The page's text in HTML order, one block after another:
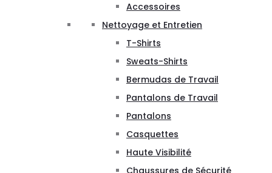
Accessoires
Nettoyage et Entretien
T-Shirts
Sweats-Shirts
Bermudas de Travail
Pantalons de Travail
Pantalons
Casquettes
Haute Visibilité
Chaussures de Sécurité